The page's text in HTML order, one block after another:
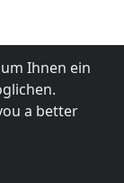
Ihnen ein
a better